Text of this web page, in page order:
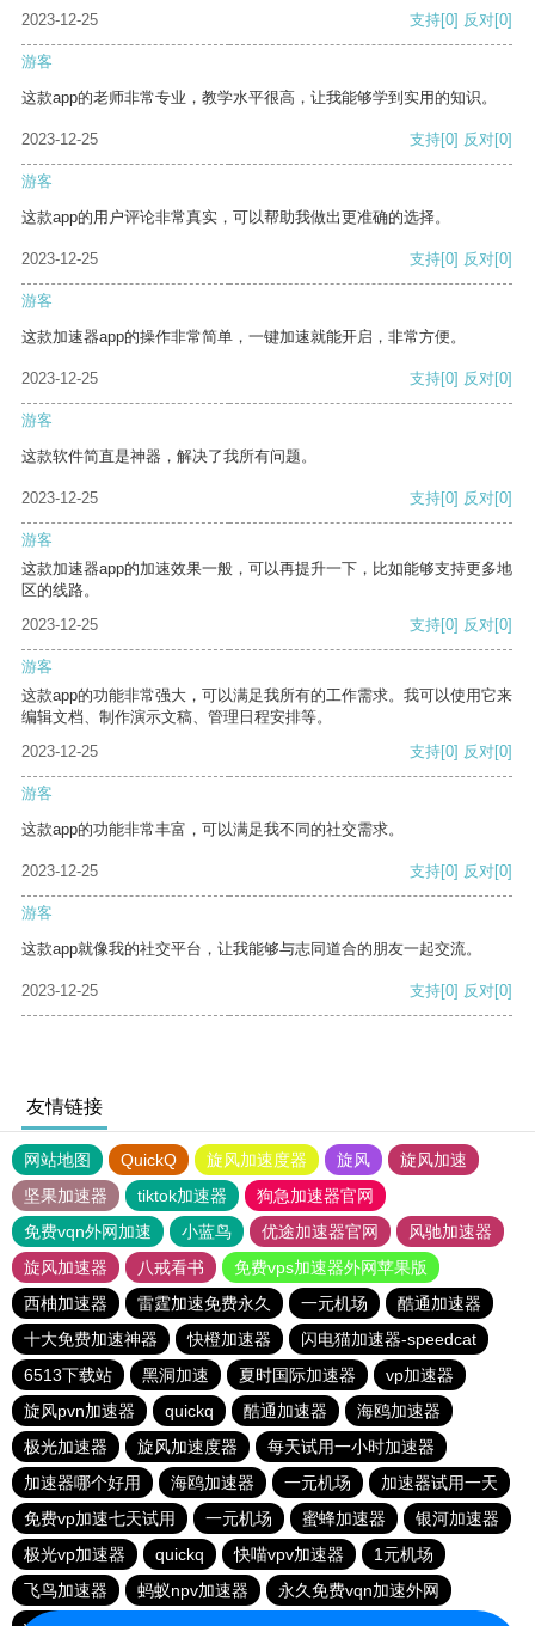
2023-12-25 支持[0] 反对[0]
游客
这款app的老师非常专业，教学水平很高，让我能够学到实用的知识。
2023-12-25 支持[0] 反对[0]
游客
这款app的用户评论非常真实，可以帮助我做出更准确的选择。
2023-12-25 支持[0] 反对[0]
游客
这款加速器app的操作非常简单，一键加速就能开启，非常方便。
2023-12-25 支持[0] 反对[0]
游客
这款软件简直是神器，解决了我所有问题。
2023-12-25 支持[0] 反对[0]
游客
这款加速器app的加速效果一般，可以再提升一下，比如能够支持更多地
区的线路。
2023-12-25
支持[0] 反对[0]
游客
这款app的功能非常强大，可以满足我所有的工作需求。我可以使用它来
编辑文档、制作演示文稿、管理日程安排等。
2023-12-25
支持[0] 反对[0]
游客
这款app的功能非常丰富，可以满足我不同的社交需求。
2023-12-25 支持[0] 反对[0]
游客
这款app就像我的社交平台，让我能够与志同道合的朋友一起交流。
2023-12-25 支持[0] 反对[0]
友情链接
网站地图 QuickQ 旋风加速度器 旋风
旋风加速
坚果加速器
tiktok加速器
狗急加速器官网
免费vqn外网加速
小蓝鸟 优途加速器官网
风驰加速器
旋风加速器
八戒看书
免费vps加速器外网苹果版
西柚加速器
雷霆加速免费永久 一元机场
酷通加速器
十大免费加速神器
快橙加速器
闪电猫加速器-speedcat
6513下载站
黑洞加速 夏时国际加速器
vp加速器
旋风pvn加速器
quickq 酷通加速器
海鸥加速器
极光加速器
旋风加速度器
每天试用一小时加速器
加速器哪个好用
海鸥加速器 一元机场
加速器试用一天
免费vp加速七天试用
一元机场 蜜蜂加速器
银河加速器
极光vp加速器
quickq 快喵vpv加速器
1元机场
飞鸟加速器
蚂蚁npv加速器
永久免费vqn加速外网